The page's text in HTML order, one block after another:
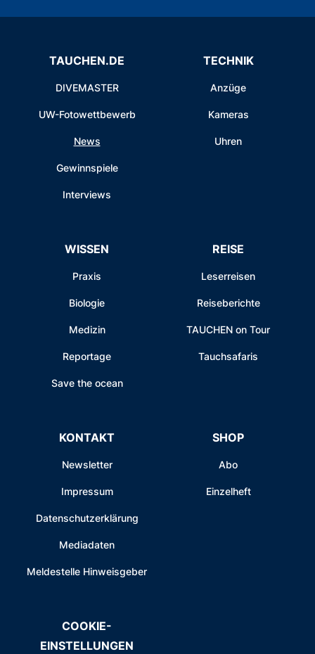
TAUCHEN.DE
DIVEMASTER
UW-Fotowettbewerb
News
Gewinnspiele
Interviews
TECHNIK
Anzüge
Kameras
Uhren
WISSEN
Praxis
Biologie
Medizin
Reportage
Save the ocean
REISE
Leserreisen
Reiseberichte
TAUCHEN on Tour
Tauchsafaris
KONTAKT
Newsletter
Impressum
Datenschutzerklärung
Mediadaten
Meldestelle Hinweisgeber
SHOP
Abo
Einzelheft
COOKIE-
EINSTELLUNGEN